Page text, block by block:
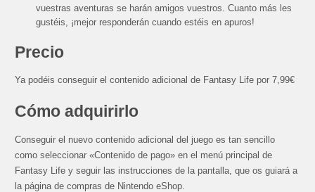
vuestras aventuras se harán amigos vuestros. Cuanto más les
gustéis, ¡mejor responderán cuando estéis en apuros!
Precio
Ya podéis conseguir el contenido adicional de Fantasy Life por 7,99€
Cómo adquirirlo
Conseguir el nuevo contenido adicional del juego es tan sencillo
como seleccionar «Contenido de pago» en el menú principal de
Fantasy Life y seguir las instrucciones de la pantalla, que os guiará a
la página de compras de Nintendo eShop.